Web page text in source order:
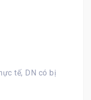
tế, DN có bị